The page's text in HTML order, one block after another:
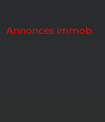
Annonces